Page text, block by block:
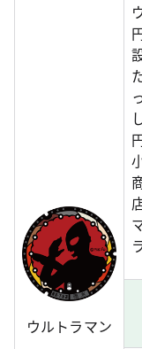
ウルトラマン